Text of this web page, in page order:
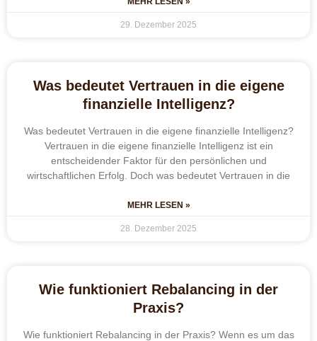
29. Dezember 2025
Was bedeutet Vertrauen in die eigene
finanzielle Intelligenz?
Was bedeutet Vertrauen in die eigene finanzielle Intelligenz?
Vertrauen in die eigene finanzielle Intelligenz ist ein
entscheidender Faktor für den persönlichen und
wirtschaftlichen Erfolg. Doch was bedeutet Vertrauen in die
MEHR LESEN »
28. Dezember 2025
Wie funktioniert Rebalancing in der
Praxis?
Wie funktioniert Rebalancing in der Praxis? Wenn es um das